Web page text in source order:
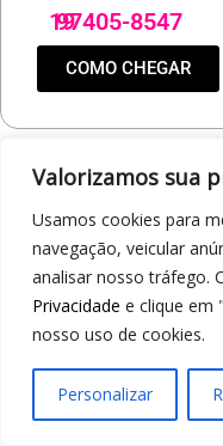
Valorizamos sua
Usamos cookies para
navegação, veicular
analisar nosso tráfego.
Privacidade e clique em
nosso uso de cookies.
Personalizar
19
97405-8547
COMO CHEGAR
Loja 1A99 –
Av. Carlos Pereira da
Araçatuba/SP
19
97414-5412